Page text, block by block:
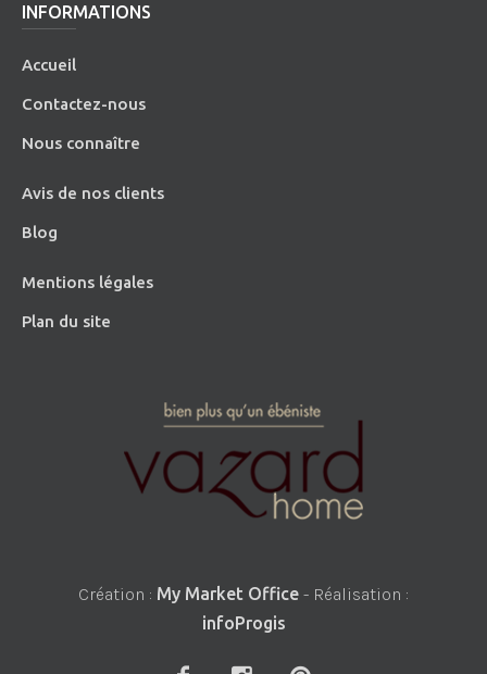
INFORMATIONS
Accueil
Contactez-nous
Nous connaître
Avis de nos clients
Blog
Mentions légales
Plan du site
Création : My Market Office - Réalisation :
infoProgis